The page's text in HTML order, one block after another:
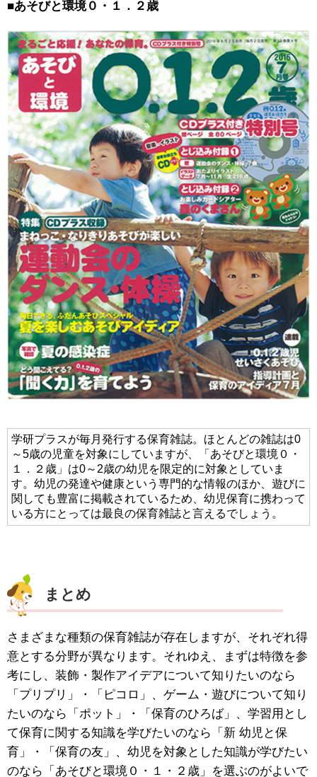
■あそびと環境０・１．２歳
学研プラスが毎月発行する保育雑誌。ほとんどの雑誌は0
～5歳の児童を対象にしていますが、「あそびと環境０・
１．２歳」は0～2歳の幼児を限定的に対象としていま
す。幼児の発達や健康という専門的な情報のほか、遊びに
関しても豊富に掲載されているため、幼児保育に携わって
いる方にとっては最良の保育雑誌と言えるでしょう。
まとめ
さまざまな種類の保育雑誌が存在しますが、それぞれ得
意とする分野が異なります。それゆえ、まずは特徴を参
考にし、装飾・製作アイデアについて知りたいのなら
「プリプリ」・「ピコロ」、ゲーム・遊びについて知り
たいのなら「ポット」・「保育のひろば」、学習用とし
て保育に関する知識を学びたいのなら「新 幼児と保
育」・「保育の友」、幼児を対象とした知識が学びたい
のなら「あそびと環境０・１・２歳」を選ぶのがよいで